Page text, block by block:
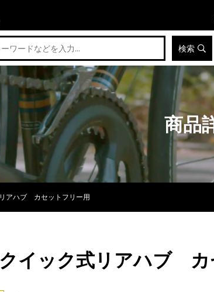
検索
商品
アハブ カセットフリー用
イック式リアハブ カ